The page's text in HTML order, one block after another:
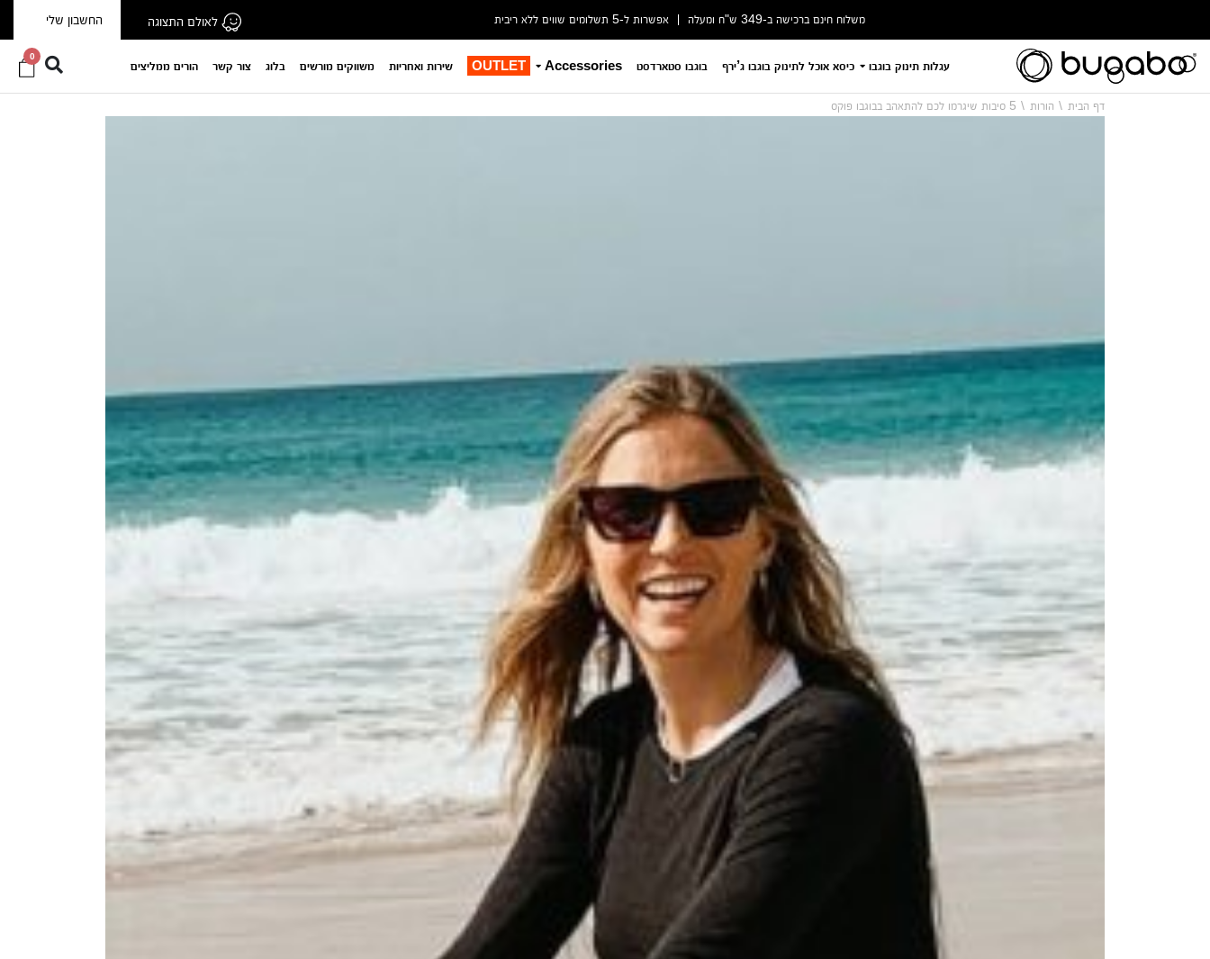
משלוח חינם ברכישה ב-349 ש"ח ומעלה אפשרות ל-5 תשלומים שווים ללא ריבית לאולם התצוגה החשבון שלי
עגלות תינוק בוגבו כיסא אוכל לתינוק בוגבו ג’ירף בוגבו סטארדסט Accessories
OUTLET שירות ואחריות משווקים מורשים בלוג צור קשר הורים ממליצים
0
דף הבית הורות 5 סיבות שיגרמו לכם להתאהב בבוגבו פוקס